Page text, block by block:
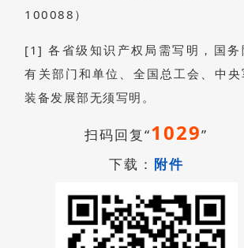
100088）
[1] 各省级知识产权局需写明，国务
有关部门和单位、全国总工会、中央
装备发展部无须写明。
扫码回复“1029”
下载：
附件